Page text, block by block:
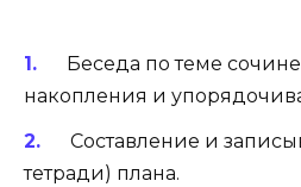
Беседа по теме
накопления и
Составление и
тетради) плана.